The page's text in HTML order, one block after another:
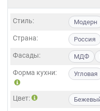
Стиль: Модерн
Страна: Россия
Фасады: МДФ
Форма кухни: Угловая
Цвет: